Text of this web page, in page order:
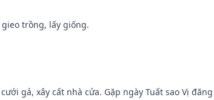
trồng, lấy giống.
gả, xây cất nhà cửa. Gặp ngày Tuất sao Vị